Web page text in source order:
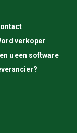
verkoper
u een software